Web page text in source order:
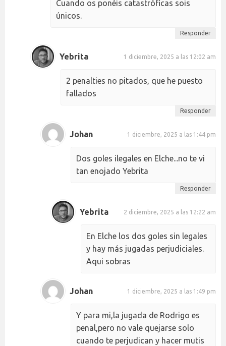
Cuando os ponéis catastróficas sois
únicos.
Responder
Yebrita 1 diciembre, 2025 a las 12:02 am
2 penalties no pitados, que he puesto
fallados
Responder
Johan 1 diciembre, 2025 a las 1:44 pm
Dos goles ilegales en Elche...no te vi
tan enojado Yebrita
Responder
Yebrita 2 diciembre, 2025 a las 12:22 am
En Elche los dos goles sin legales
y hay más jugadas perjudiciales.
Aqui sobras
Johan 1 diciembre, 2025 a las 1:49 pm
Y para mi,la jugada de Rodrigo es
penal,pero no vale quejarse solo
cuando te perjudican y hacer mutis